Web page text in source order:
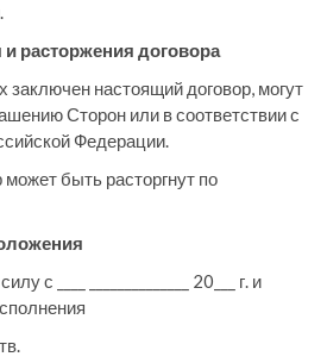
расторжения договора
заключен настоящий договор, могут
Сторон или в соответствии с
Федерации.
быть расторгнут по
с ____ ______________ 20___ г. и